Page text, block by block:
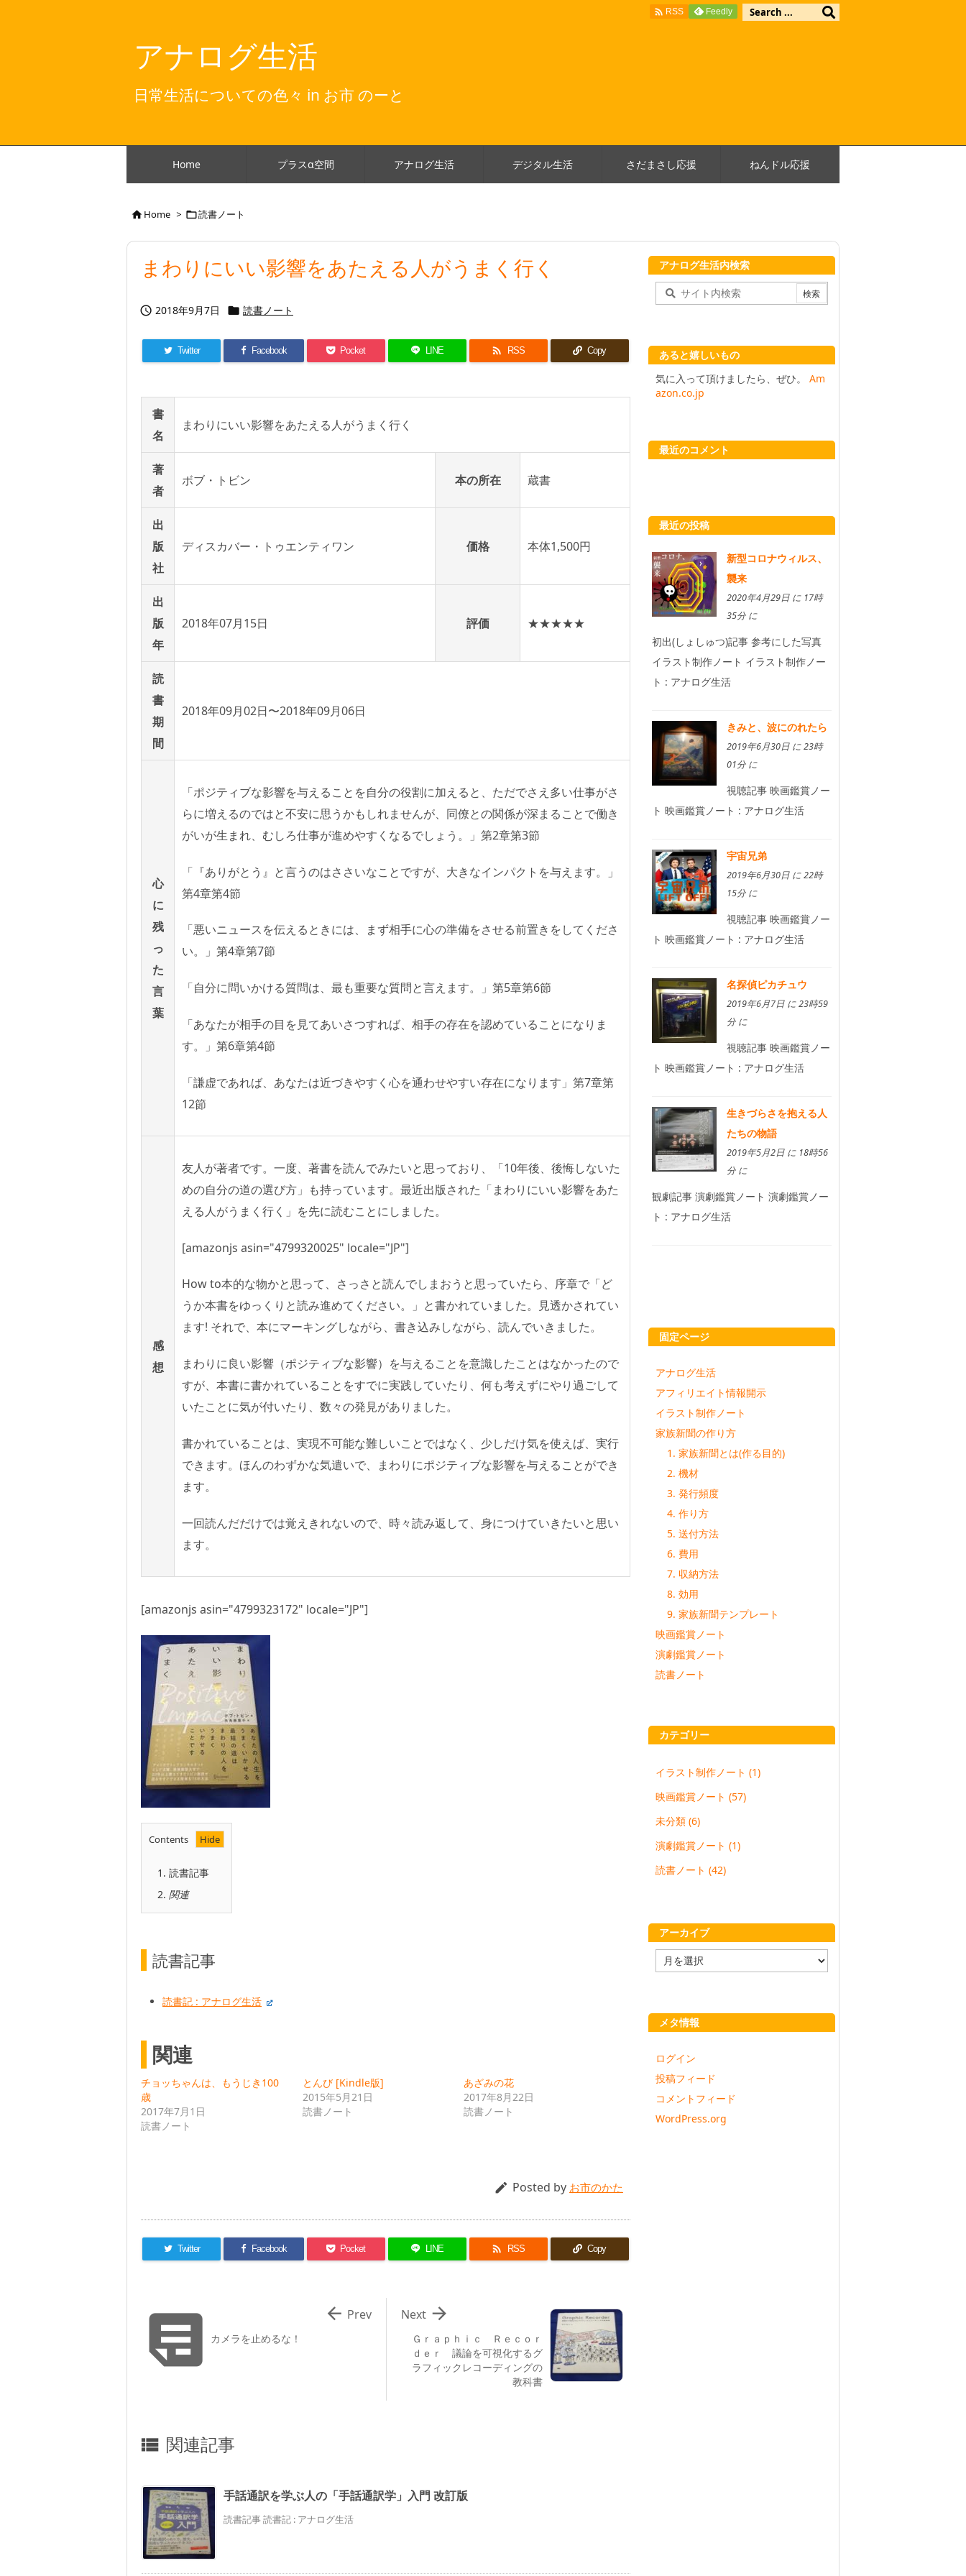
アナログ生活
日常生活についての色々 in お市 のーと
Home プラスα空間 アナログ生活 デジタル生活 さだまさし応援 ねんドル応援
 RSS Feedly
Home > 読書ノート
まわりにいい影響をあたえる人がうまく行く
 2018年9月7日  読書ノート
Twitter Facebook Pocket LINE  RSS Copy
書
名
まわりにいい影響をあたえる人がうまく行く
著
者
ボブ・トビン 本の所在 蔵書
出
版
社
ディスカバー・トゥエンティワン 価格 本体1,500円
出
版
年
2018年07月15日 評価 ★★★★★
読
書
期
間
2018年09月02日〜2018年09月06日
心
に
残
っ
た
言
葉
「ポジティブな影響を与えることを自分の役割に加えると、ただでさえ多い仕事がさ
らに増えるのではと不安に思うかもしれませんが、同僚との関係が深まることで働き
がいが生まれ、むしろ仕事が進めやすくなるでしょう。」第2章第3節
「『ありがとう』と言うのはささいなことですが、大きなインパクトを与えます。」
第4章第4節
「悪いニュースを伝えるときには、まず相手に心の準備をさせる前置きをしてくださ
い。」第4章第7節
「自分に問いかける質問は、最も重要な質問と言えます。」第5章第6節
「あなたが相手の目を見てあいさつすれば、相手の存在を認めていることになりま
す。」第6章第4節
「謙虚であれば、あなたは近づきやすく心を通わせやすい存在になります」第7章第
12節
感
想
友人が著者です。一度、著書を読んでみたいと思っており、「10年後、後悔しないた
めの自分の道の選び方」も持っています。最近出版された「まわりにいい影響をあた
える人がうまく行く」を先に読むことにしました。
[amazonjs asin="4799320025" locale="JP"]
How to本的な物かと思って、さっさと読んでしまおうと思っていたら、序章で「ど
うか本書をゆっくりと読み進めてください。」と書かれていました。見透かされてい
ます! それで、本にマーキングしながら、書き込みしながら、読んでいきました。
まわりに良い影響（ポジティブな影響）を与えることを意識したことはなかったので
すが、本書に書かれていることをすでに実践していたり、何も考えずにやり過ごして
いたことに気が付いたり、数々の発見がありました。
書かれていることは、実現不可能な難しいことではなく、少しだけ気を使えば、実行
できます。ほんのわずかな気遣いで、まわりにポジティブな影響を与えることができ
ます。
一回読んだだけでは覚えきれないので、時々読み返して、身につけていきたいと思い
ます。
[amazonjs asin="4799323172" locale="JP"]
Contents
1. 読書記事
2. 関連
読書記事
読書記 : アナログ生活
関連
チョッちゃんは、もうじき100
歳
2017年7月1日
読書ノート
とんび [Kindle版]
2015年5月21日
読書ノート
あざみの花
2017年8月22日
読書ノート
 Posted by お市のかた
Twitter Facebook Pocket LINE  RSS Copy
Ｇｒａｐｈｉｃ Ｒｅｃｏｒ
ｄｅｒ 議論を可視化するグ
ラフィックレコーディングの
教科書

Next
カメラを止めるな！
 Prev
 関連記事
手話通訳を学ぶ人の「手話通訳学」入門 改訂版
読書記事 読書記 : アナログ生活
アナログ生活内検索
あると嬉しいもの
気に入って頂けましたら、ぜひ。 Am
azon.co.jp
最近のコメント
最近の投稿
新型コロナウィルス、
襲来
2020年4月29日 に 17時
35分 に
初出(しょしゅつ)記事 参考にした写真
イラスト制作ノート イラスト制作ノー
ト : アナログ生活
きみと、波にのれたら
2019年6月30日 に 23時
01分 に
視聴記事 映画鑑賞ノー
ト 映画鑑賞ノート : アナログ生活
宇宙兄弟
2019年6月30日 に 22時
15分 に
視聴記事 映画鑑賞ノー
ト 映画鑑賞ノート : アナログ生活
名探偵ピカチュウ
2019年6月7日 に 23時59
分 に
視聴記事 映画鑑賞ノー
ト 映画鑑賞ノート : アナログ生活
生きづらさを抱える人
たちの物語
2019年5月2日 に 18時56
分 に
観劇記事 演劇鑑賞ノート 演劇鑑賞ノー
ト : アナログ生活
固定ページ
アナログ生活
アフィリエイト情報開示
イラスト制作ノート
家族新聞の作り方
1. 家族新聞とは(作る目的)
2. 機材
3. 発行頻度
4. 作り方
5. 送付方法
6. 費用
7. 収納方法
8. 効用
9. 家族新聞テンプレート
映画鑑賞ノート
演劇鑑賞ノート
読書ノート
カテゴリー
イラスト制作ノート (1)
映画鑑賞ノート (57)
未分類 (6)
演劇鑑賞ノート (1)
読書ノート (42)
アーカイブ
ー
ブ
メタ情報
ログイン
投稿フィード
コメントフィード
WordPress.org